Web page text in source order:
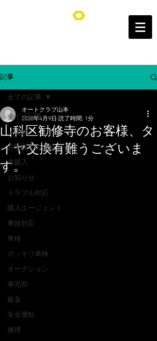
オートクラブ山本/Auto Club YAMAMOTO
記事
全ての記事
その他
お客様との交流
車購入
お知らせ
トラブル対応
購入エージェント
事故対応
車検
ポッキリ車検
オークション
車売却
鈑金
安全運転
修理
全ての記事
山科区勧修寺のお客様、タ
イヤ交換有難うございま
す。
オートクラブ山本
2020年4月9日 読了時間: 1分